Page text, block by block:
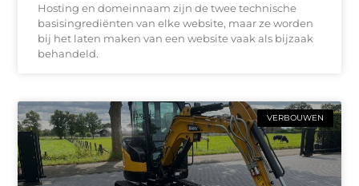
Hosting en domeinnaam zijn de twee technische
basisingrediënten van elke website, maar ze worden
bij het laten maken van een website vaak als bijzaak
behandeld.
VERBOUWEN